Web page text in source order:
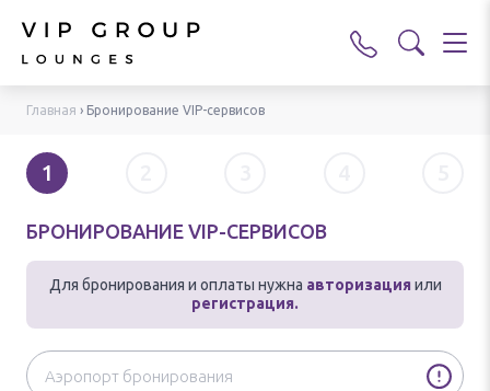
Главная › Бронирование VIP-сервисов
1
БРОНИРОВАНИЕ VIP-СЕРВИСОВ
Для бронирования и оплаты нужна авторизация или
регистрация.